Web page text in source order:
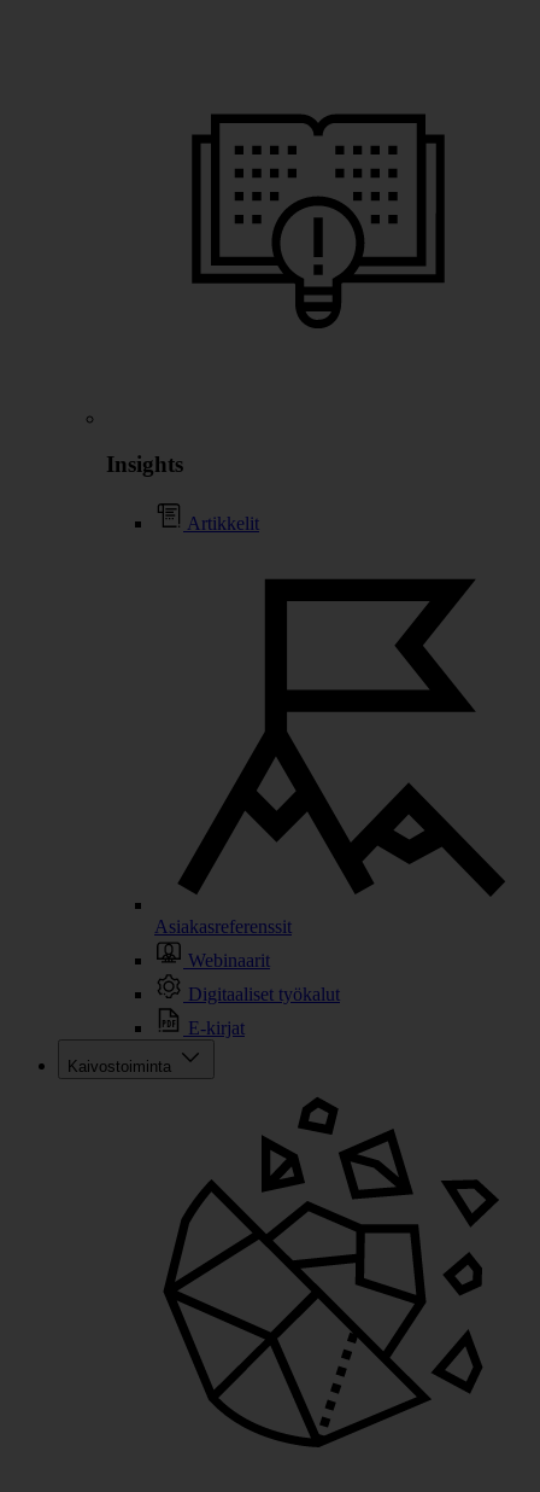
Insights
Artikkelit
Asiakasreferenssit
Webinaarit
Digitaaliset työkalut
E-kirjat
Kaivostoiminta